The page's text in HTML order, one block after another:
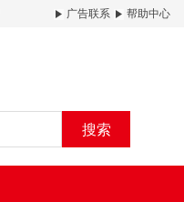
广告联系 帮助中心
搜索